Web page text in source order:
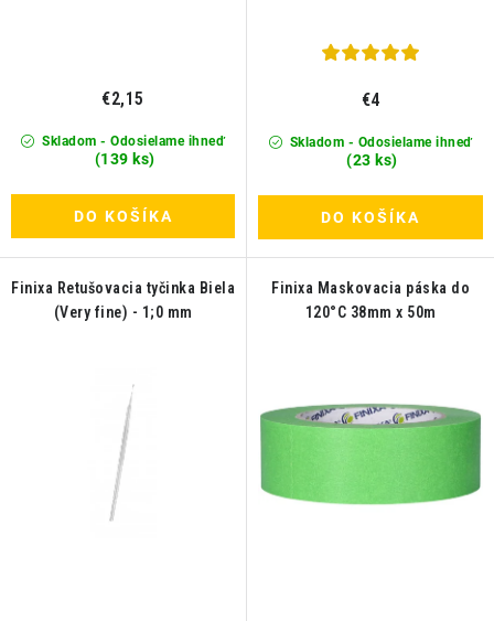
Skladom - Odosielame ihneď
(139 ks)
€2,15
DO KOŠÍKA
Skladom - Odosielame ihneď
(23 ks)
€4
DO KOŠÍKA
Finixa Retušovacia tyčinka Biela
(Very fine) - 1;0 mm
Finixa Maskovacia páska do
120°C 38mm x 50m